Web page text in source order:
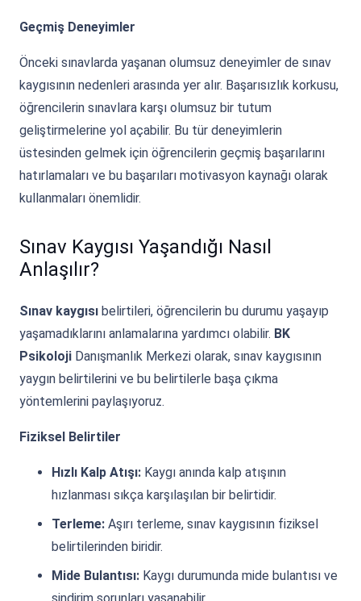
Geçmiş Deneyimler
Önceki sınavlarda yaşanan olumsuz deneyimler de sınav
kaygısının nedenleri arasında yer alır. Başarısızlık korkusu,
öğrencilerin sınavlara karşı olumsuz bir tutum
geliştirmelerine yol açabilir. Bu tür deneyimlerin
üstesinden gelmek için öğrencilerin geçmiş başarılarını
hatırlamaları ve bu başarıları motivasyon kaynağı olarak
kullanmaları önemlidir.
Sınav Kaygısı Yaşandığı Nasıl
Anlaşılır?
Sınav kaygısı belirtileri, öğrencilerin bu durumu yaşayıp
yaşamadıklarını anlamalarına yardımcı olabilir. BK
Psikoloji Danışmanlık Merkezi olarak, sınav kaygısının
yaygın belirtilerini ve bu belirtilerle başa çıkma
yöntemlerini paylaşıyoruz.
Fiziksel Belirtiler
Hızlı Kalp Atışı: Kaygı anında kalp atışının
hızlanması sıkça karşılaşılan bir belirtidir.
Terleme: Aşırı terleme, sınav kaygısının fiziksel
belirtilerinden biridir.
Mide Bulantısı: Kaygı durumunda mide bulantısı ve
sindirim sorunları yaşanabilir.